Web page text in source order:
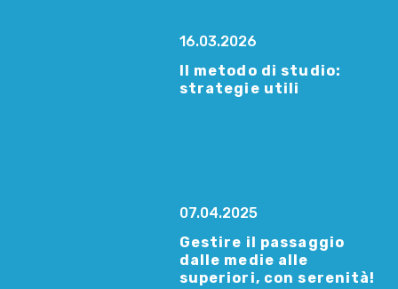
16.03.2026
Il metodo di studio:
strategie utili
07.04.2025
Gestire il passaggio
dalle medie alle
superiori, con serenità!